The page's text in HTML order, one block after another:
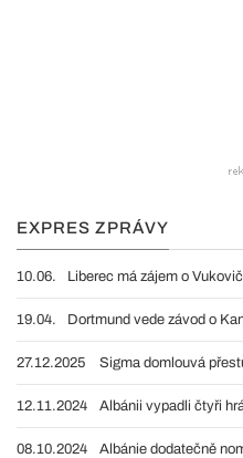
EXPRES ZPRÁVY
10.06. Liberec má zájem o
19.04. Dortmund vede závod o
27.12.2025 Sigma domlouvá
12.11.2024 Albánii vypadli čtyři
08.10.2024 Albánie dodatečně